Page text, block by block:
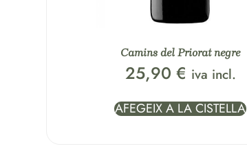
Camins del Priorat negre
25,90 € iva incl.
AFEGEIX A LA CISTELLA